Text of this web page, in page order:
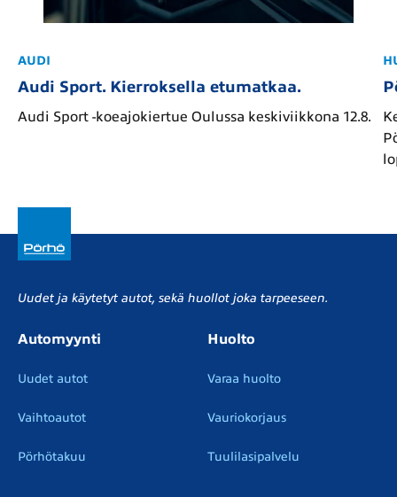
AUDI
Audi Sport. Kierroksella etumatkaa.
Audi Sport -koeajokiertue Oulussa keskiviikkona 12.8.
Uudet ja käytetyt autot, sekä huollot joka tarpeeseen.
Automyynti
Uudet autot
Vaihtoautot
Pörhötakuu
Huolto
Varaa huolto
Vauriokorjaus
Tuulilasipalvelu